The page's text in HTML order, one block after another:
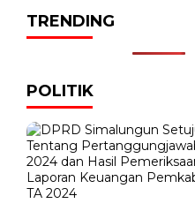
TRENDING
POLITIK